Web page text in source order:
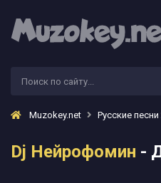
Muzokey.net Русские песни
Dj Нейрофомин -